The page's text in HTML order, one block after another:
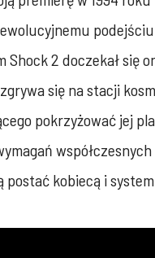
2 doczekał się
się na stacji
pokrzyżować jej
kobiecą i